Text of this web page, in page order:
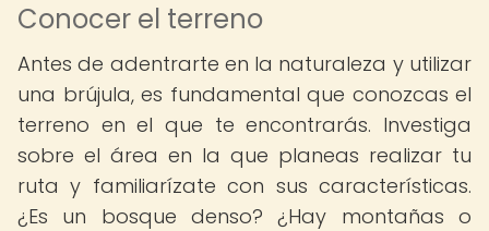
Conocer el terreno
Antes de adentrarte en la naturaleza y utilizar
una brújula, es fundamental que conozcas el
terreno en el que te encontrarás. Investiga
sobre el área en la que planeas realizar tu
ruta y familiarízate con sus características.
¿Es un bosque denso? ¿Hay montañas o